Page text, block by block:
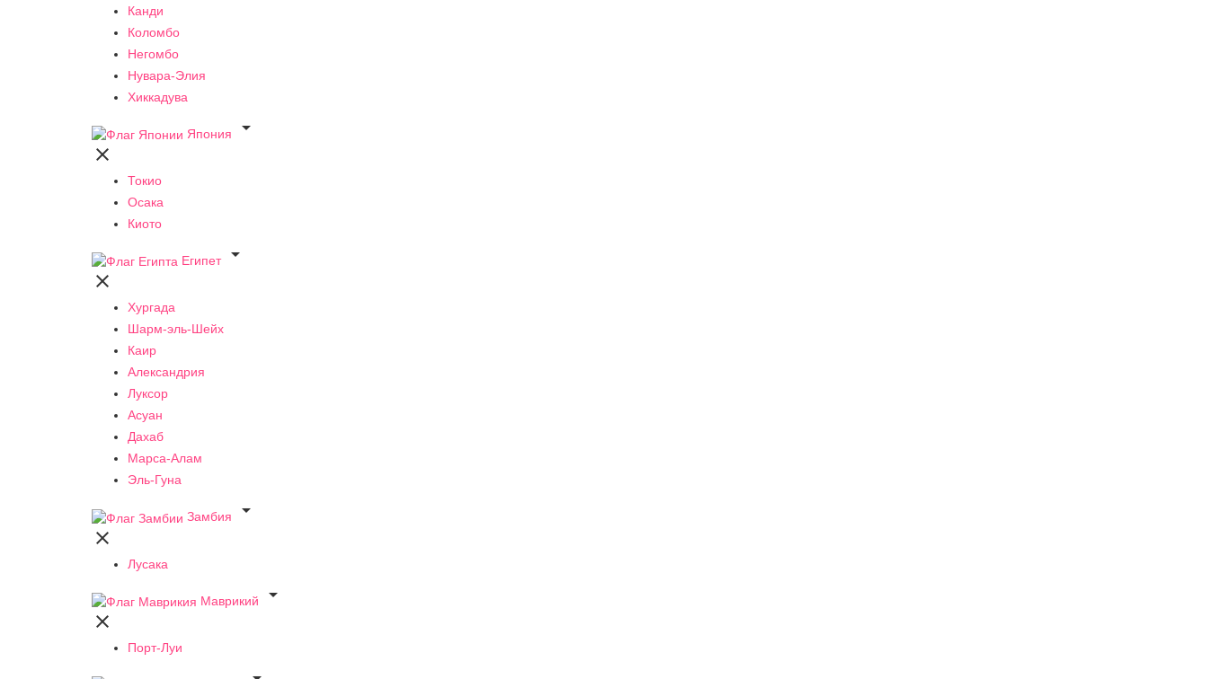
Канди
Коломбо
Негомбо
Нувара-Элия
Хиккадува
Япония


Токио
Осака
Киото
Египет


Хургада
Шарм-эль-Шейх
Каир
Александрия
Луксор
Асуан
Дахаб
Марса-Алам
Эль-Гуна
Замбия


Лусака
Маврикий


Порт-Луи